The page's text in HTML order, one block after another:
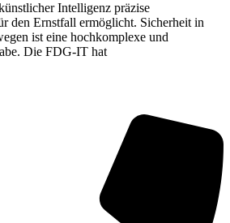
Intelligenz präzise
den Ernstfall ermöglicht. Sicherheit in
ist eine hochkomplexe und
Die FDG-IT hat